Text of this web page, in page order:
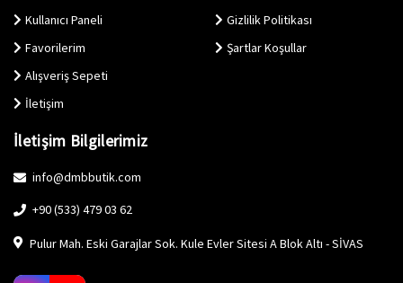
Kullanıcı Paneli
Favorilerim
Alışveriş Sepeti
İletişim
Gizlilik Politikası
Şartlar Koşullar
İletişim Bilgilerimiz
info@dmbbutik.com
+90 (533) 479 03 62
Pulur Mah. Eski Garajlar Sok. Kule Evler Sitesi A Blok Altı - SİVAS